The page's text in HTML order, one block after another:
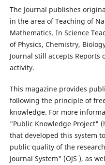
The Journal publishes
in the area of Teaching of
Mathematics. In Science
of Physics, Chemistry,
Journal still accepts Reports
activity.
This magazine provides
following the principle of
knowledge. For more
"Public Knowledge Project"
that developed this system
public quality of the
Journal System" (OJS ), as